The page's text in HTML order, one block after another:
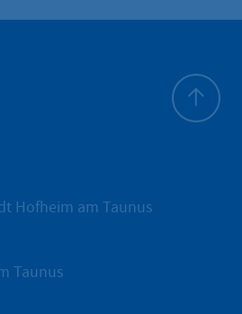
Hofheim am Taunus
Taunus